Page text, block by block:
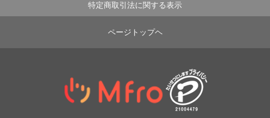
特定商取引法に関する表示
ページトップヘ